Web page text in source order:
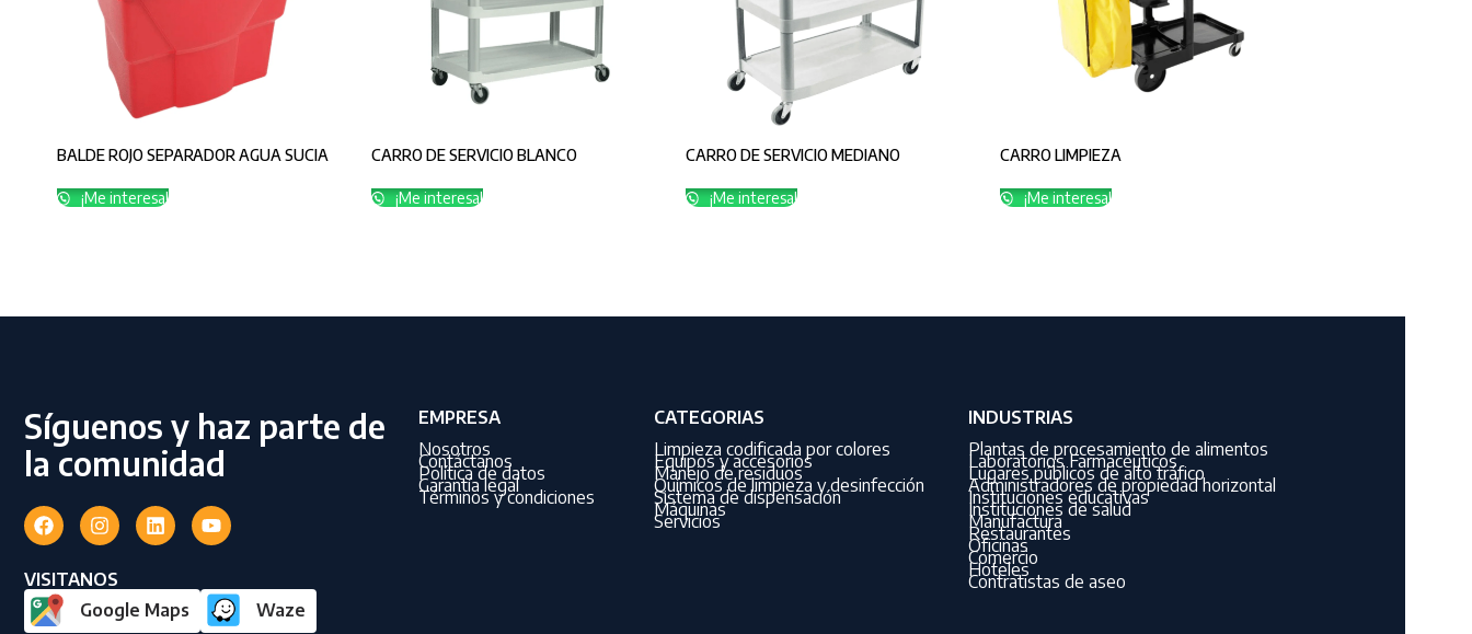
BALDE ROJO SEPARADOR AGUA SUCIA
¡Me interesa!
CARRO DE SERVICIO BLANCO
¡Me interesa!
CARRO DE SERVICIO MEDIANO
¡Me interesa!
CARRO LIMPIEZA
¡Me interesa!
Síguenos y haz parte de
la comunidad
VISITANOS
Google Maps
Waze
EMPRESA
Nosotros
Contáctanos
Política de datos
Garantía legal
Términos y condiciones
CATEGORIAS
Limpieza codificada por colores
Equipos y accesorios
Manejo de residuos
Químicos de limpieza y desinfección
Sistema de dispensación
Máquinas
Servicios
INDUSTRIAS
Plantas de procesamiento de alimentos
Laboratorios Farmacéuticos
Lugares públicos de alto tráfico
Administradores de propiedad horizontal
Instituciones educativas
Instituciones de salud
Manufactura
Restaurantes
Oficinas
Comercio
Hoteles
Contratistas de aseo